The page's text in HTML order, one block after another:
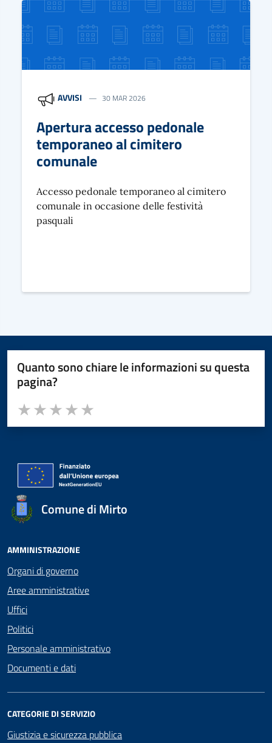
AVVISI 30 MAR 2026
Apertura accesso pedonale
temporaneo al cimitero
comunale
Accesso pedonale temporaneo al cimitero
comunale in occasione delle festività
pasquali
Quanto sono chiare le informazioni su questa
pagina?
Valuta da 1 a 5 stelle la pagina
Valuta 5 stelle su 5
Valuta 4 stelle su 5
Valuta 3 stelle su 5
Valuta 2 stelle su 5
Valuta 1 stelle su 5
Comune di Mirto
AMMINISTRAZIONE
Organi di governo
Aree amministrative
Uffici
Politici
Personale amministrativo
Documenti e dati
CATEGORIE DI SERVIZIO
Giustizia e sicurezza pubblica